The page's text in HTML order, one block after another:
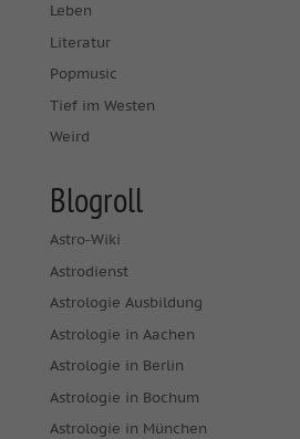
Leben
Literatur
Popmusic
Tief im Westen
Weird
Blogroll
Astro-Wiki
Astrodienst
Astrologie Ausbildung
Astrologie in Aachen
Astrologie in Berlin
Astrologie in Bochum
Astrologie in München